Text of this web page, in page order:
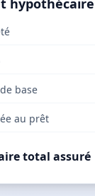
hypothécaire
base
au prêt
total assuré